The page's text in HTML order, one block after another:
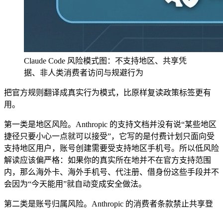
Claude Code 风险模式图：不支持地区、共享凭
据、非人类消费者访问与规避行为
把官方规则翻译成真实行为模式，比原样复读政策标签更有
用。
第一类是地区风险。Anthropic 的支持文档并没有说“某些地区
捷径只要小心一点就可以接受”，它写的是付费计划只面向受
支持地区用户，账号创建需要受支持地区手机号。所以低风险
解读应该偏严格：如果你的真实所在地并不在官方支持范围
内，那么海外卡、海外手机号、代注册、借身份这些手段并不
会因为“今天能用”就自动变成安全做法。
第二类是账号归属风险。Anthropic 的消费者条款禁止共享登